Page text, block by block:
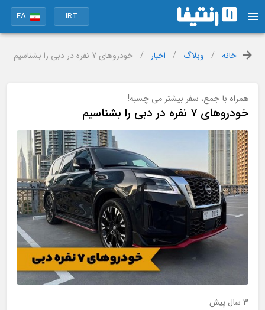
IRT
FA
خانه / وبلاگ / اخبار / خودروهای 7 نفره در دبی را بشناسیم
همراه با جمع، سفر بیشتر می چسبه!
خودروهای 7 نفره در دبی را بشناسیم
3 سال پیش